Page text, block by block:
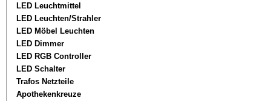
LED Leuchtmittel
LED Leuchten/Strahler
LED Möbel Leuchten
LED Dimmer
LED RGB Controller
LED Schalter
Trafos Netzteile
Apothekenkreuze